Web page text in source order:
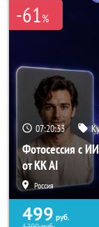
-61%
07:20:31
Фотосессия с
от KK AI
Россия
499 руб.